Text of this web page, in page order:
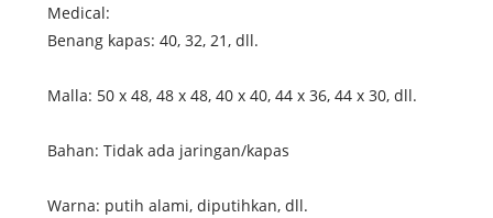
Medical:
Benang kapas: 40, 32, 21, dll.
Malla: 50 x 48, 48 x 48, 40 x 40, 44 x 36, 44 x 30, dll.
Bahan: Tidak ada jaringan/kapas
Warna: putih alami, diputihkan, dll.